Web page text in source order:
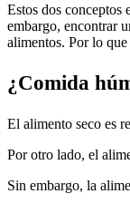
Estos dos conceptos
embargo, encontrar
alimentos. Por lo
¿Comida
El alimento seco es
Por otro lado, el
Sin embargo, la